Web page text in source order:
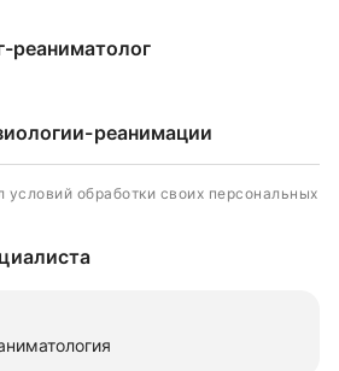
реаниматолог
реанимации
условий обработки своих персональных